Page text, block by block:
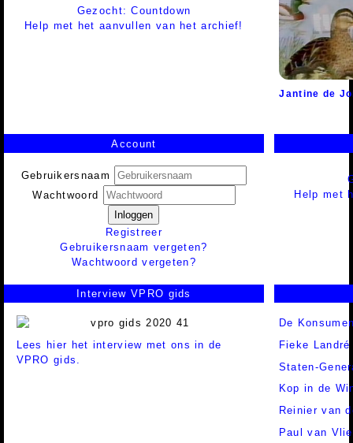
Gezocht: Countdown
Help met het aanvullen van het archief!
Jantine de
Account
Gebruikersnaam
Wachtwoord
Inloggen
Registreer
Gebruikersnaam vergeten?
Wachtwoord vergeten?
Help met
Interview VPRO gids
Lees hier het interview met ons in de
VPRO gids.
De
Fieke Landré
Staten-
Kop in de
Reinier van
Paul van